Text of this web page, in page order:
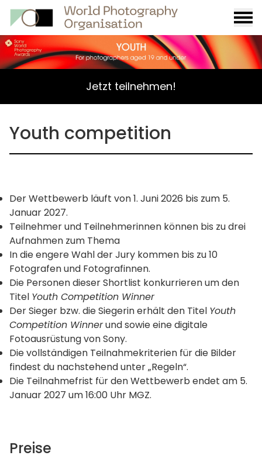
menu
Jetzt teilnehmen!
Youth competition
Der Wettbewerb läuft von 1. Juni 2026 bis zum 5.
Januar 2027.
Teilnehmer und Teilnehmerinnen können bis zu drei
Aufnahmen zum Thema
In die engere Wahl der Jury kommen bis zu 10
Fotografen und Fotografinnen.
Die Personen dieser Shortlist konkurrieren um den
Titel Youth Competition Winner
Der Sieger bzw. die Siegerin erhält den Titel Youth
Competition Winnerund sowie eine digitale
Fotoausrüstung von Sony.
Die vollständigen Teilnahmekriterien für die Bilder
findest du nachstehend unter „Regeln“.
Die Teilnahmefrist für den Wettbewerb endet am 5.
Januar 2027 um 16:00 Uhr MGZ.
Preise